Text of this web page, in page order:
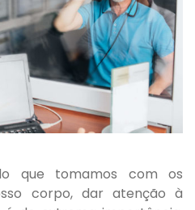
que tomamos com os
corpo, dar atenção à